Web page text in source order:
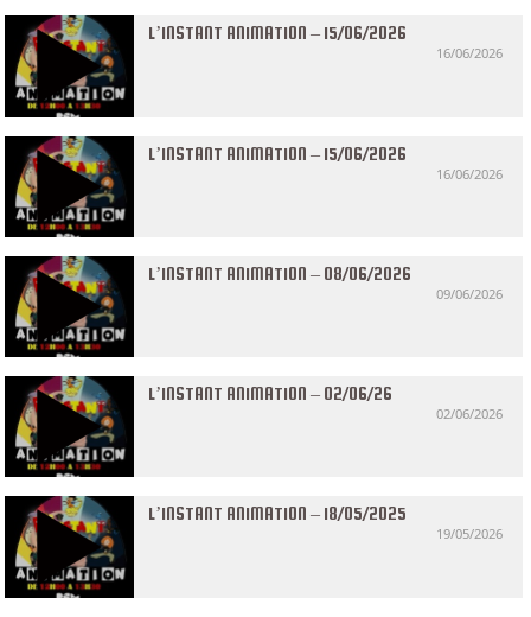
L’INSTANT ANIMATION – 15/06/2026
16/06/2026
L’INSTANT ANIMATION – 15/06/2026
16/06/2026
L’INSTANT ANIMATION – 08/06/2026
09/06/2026
L’INSTANT ANIMATION – 02/06/26
02/06/2026
L’INSTANT ANIMATION – 18/05/2025
19/05/2026